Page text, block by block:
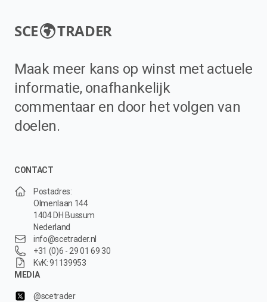
SCE TRADER
Maak meer kans op winst met actuele
informatie, onafhankelijk
commentaar en door het volgen van
doelen.
CONTACT
Postadres:
Olmenlaan 144
1404 DH Bussum
Nederland
info@scetrader.nl
+31 (0)6 - 29 01 69 30
KvK: 91139953
MEDIA
@scetrader